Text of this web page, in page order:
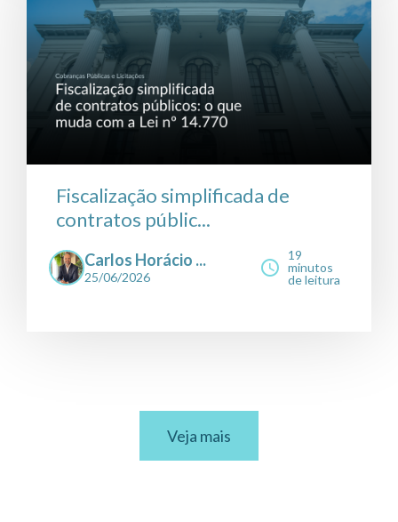
Fiscalização simplificada de
contratos públic...
Carlos Horácio ...
25/06/2026
19
minutos
de leitura
Veja mais